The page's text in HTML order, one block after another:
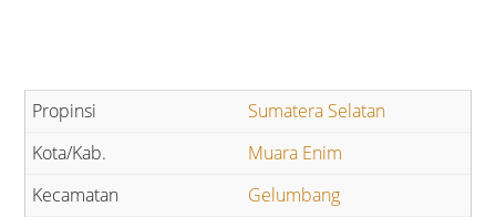
Sumatera Selatan
Muara Enim
Gelumbang